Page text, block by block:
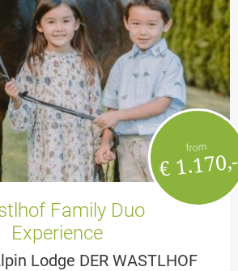
from
€
Family Duo
Experience
Lodge DER WASTLHOF